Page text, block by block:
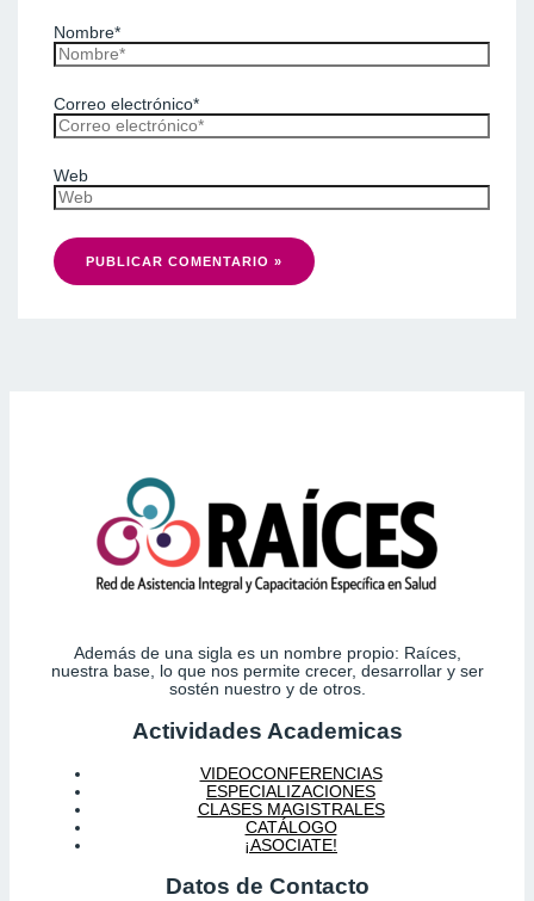
Nombre*
Correo electrónico*
Web
Además de una sigla es un nombre propio: Raíces,
nuestra base, lo que nos permite crecer, desarrollar y ser
sostén nuestro y de otros.
Actividades Academicas
VIDEOCONFERENCIAS
ESPECIALIZACIONES
CLASES MAGISTRALES
CATÁLOGO
¡ASOCIATE!
Datos de Contacto